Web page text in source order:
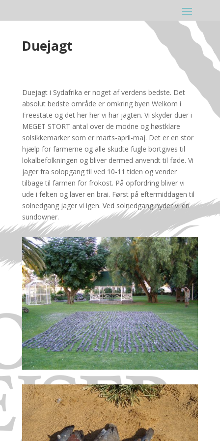
Duejagt
Duejagt i Sydafrika er noget af verdens bedste. Det
absolut bedste område er omkring byen Welkom i
Freestate og det her her vi har jagten. Vi skyder duer i
MEGET STORT antal over de modne og høstklare
solsikkemarker som er marts-april-maj. Det er en stor
hjælp for farmerne og alle skudte fugle bortgives til
lokalbefolkningen og bliver dermed anvendt til føde. Vi
jager fra solopgang til ved 10-11 tiden og vender
tilbage til farmen for frokost. På opfordring bliver vi
ude i felten og laver en brai. Først på eftermiddagen til
solnedgang jager vi igen. Ved solnedgang nyder vi en
sundowner.